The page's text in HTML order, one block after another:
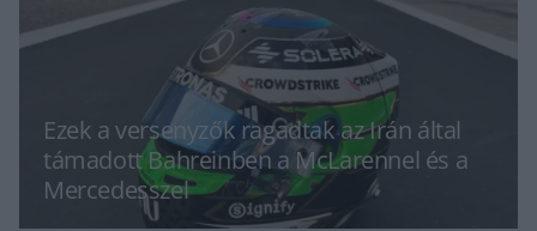
Ezek a versenyzők ragadtak az Irán által
támadott Bahreinben a McLarennel és a
Mercedesszel